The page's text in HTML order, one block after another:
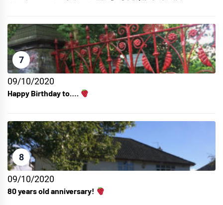
7
09/10/2020
Happy Birthday to….
8
09/10/2020
80 years old anniversary!